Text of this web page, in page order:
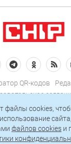
QR-кодов
на
файлы cookies,
файлов cookies и